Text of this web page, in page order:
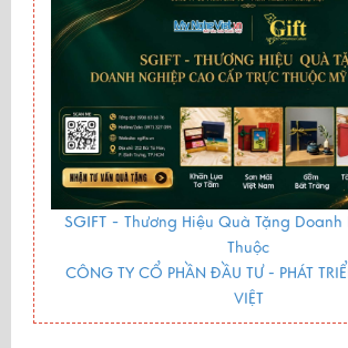
SGIFT - Thương Hiệu Quà Tặng Doanh
Thuộc
CÔNG TY CỔ PHẦN ĐẦU TƯ - PHÁT
VIỆT